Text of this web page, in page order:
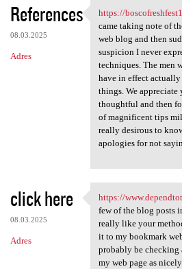
References
08.03.2025
Adres
https://
https://
came taking note of
web blog and then
suspicion I never
techniques. The men
have in effect
things. We
thoughtful and then
of magnificent tips
really desirous to
apologies for not
click here
08.03.2025
Adres
https://
https://
few of the blog posts
really like your
it to my bookmark
probably be checking
my web page as